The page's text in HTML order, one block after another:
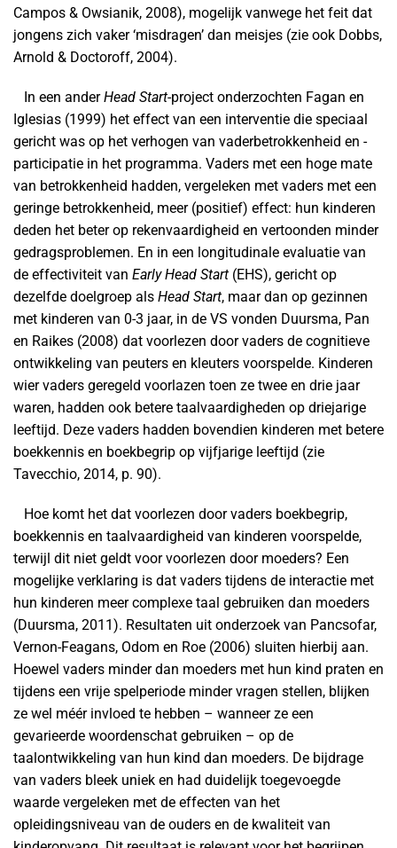
Campos & Owsianik, 2008), mogelijk vanwege het feit dat
jongens zich vaker ‘misdragen’ dan meisjes (zie ook Dobbs,
Arnold & Doctoroff, 2004).
In een anderHead Start-project onderzochten Fagan en
Iglesias (1999) het effect van een interventie die speciaal
gericht was op het verhogen van vaderbetrokkenheid en -
participatie in het programma. Vaders met een hoge mate
van betrokkenheid hadden, vergeleken met vaders met een
geringe betrokkenheid, meer (positief) effect: hun kinderen
deden het beter op rekenvaardigheid en vertoonden minder
gedragsproblemen. En in een longitudinale evaluatie van
de effectiviteit van Early Head Start (EHS), gericht op
dezelfde doelgroep als Head Start, maar dan op gezinnen
met kinderen van 0-3 jaar, in de VS vonden Duursma, Pan
en Raikes (2008) dat voorlezen door vaders de cognitieve
ontwikkeling van peuters en kleuters voorspelde. Kinderen
wier vaders geregeld voorlazen toen ze twee en drie jaar
waren, hadden ook betere taalvaardigheden op driejarige
leeftijd. Deze vaders hadden bovendien kinderen met betere
boekkennis en boekbegrip op vijfjarige leeftijd (zie
Tavecchio, 2014, p. 90).
Hoe komt het dat voorlezen door vaders boekbegrip,
boekkennis en taalvaardigheid van kinderen voorspelde,
terwijl dit niet geldt voor voorlezen door moeders? Een
mogelijke verklaring is dat vaders tijdens de interactie met
hun kinderen meer complexe taal gebruiken dan moeders
(Duursma, 2011). Resultaten uit onderzoek van Pancsofar,
Vernon-Feagans, Odom en Roe (2006) sluiten hierbij aan.
Hoewel vaders minder dan moeders met hun kind praten en
tijdens een vrije spelperiode minder vragen stellen, blijken
ze wel méér invloed te hebben – wanneer ze een
gevarieerde woordenschat gebruiken – op de
taalontwikkeling van hun kind dan moeders. De bijdrage
van vaders bleek uniek en had duidelijk toegevoegde
waarde vergeleken met de effecten van het
opleidingsniveau van de ouders en de kwaliteit van